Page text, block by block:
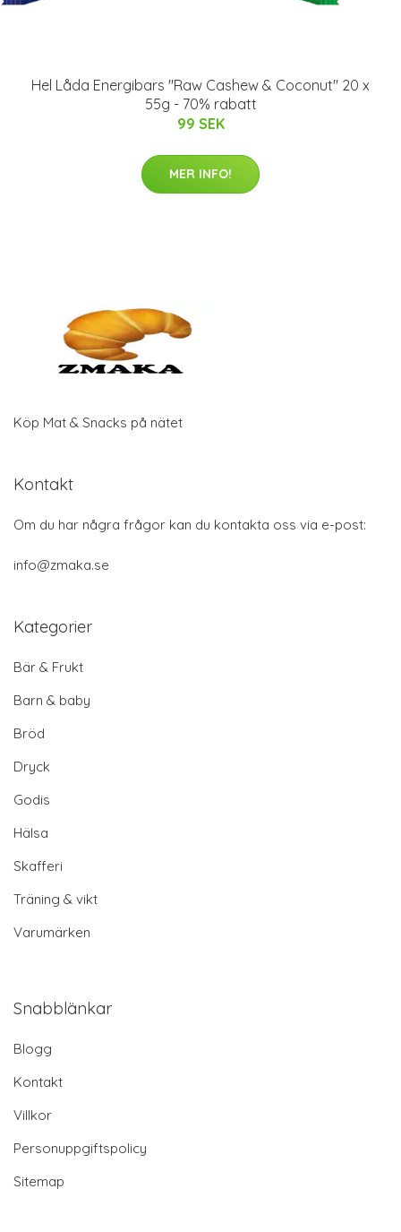
Hel Låda Energibars "Raw Cashew & Coconut" 20 x
55g - 70% rabatt
99 SEK
MER INFO!
Köp Mat & Snacks på nätet
Kontakt
Om du har några frågor kan du kontakta oss via e-post:
info@zmaka.se
Kategorier
Bär & Frukt
Barn & baby
Bröd
Dryck
Godis
Hälsa
Skafferi
Träning & vikt
Varumärken
Snabblänkar
Blogg
Kontakt
Villkor
Personuppgiftspolicy
Sitemap